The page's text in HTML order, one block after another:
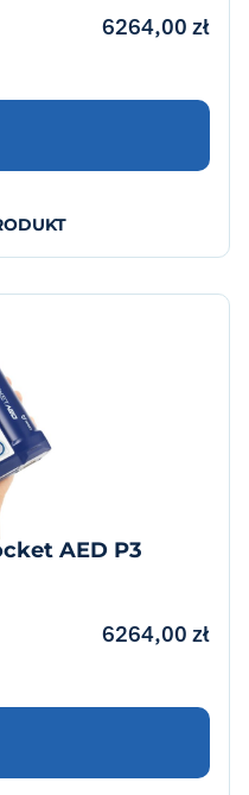
6264,00 zł
AED P3
6264,00 zł